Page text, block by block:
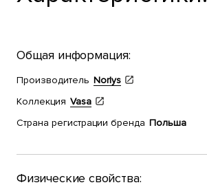
Общая информация:
Производитель Norlys
Коллекция Vasa
Страна регистрации бренда Польша
Физические свойства: